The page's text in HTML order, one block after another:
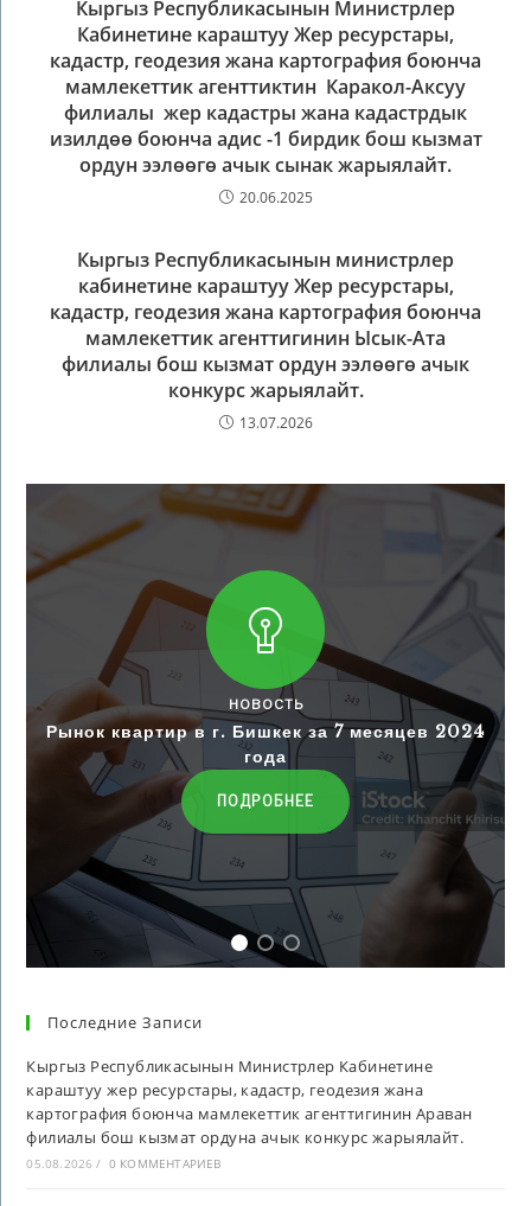
Кыргыз Республикасынын Министрлер
Кабинетине караштуу Жер ресурстары,
кадастр, геодезия жана картография боюнча
мамлекеттик агенттиктин Каракол-Аксуу
филиалы жер кадастры жана кадастрдык
изилдөө боюнча адис -1 бирдик бош кызмат
ордун ээлөөгө ачык сынак жарыялайт.
20.06.2025
Кыргыз Республикасынын министрлер
кабинетине караштуу Жер ресурстары,
кадастр, геодезия жана картография боюнча
мамлекеттик агенттигинин Ысык-Ата
филиалы бош кызмат ордун ээлөөгө ачык
конкурс жарыялайт.
13.07.2026
НОВОСТЬ
Рынок квартир в г. Бишкек за 7 месяцев 2024
года
ПОДРОБНЕЕ
Последние Записи
Кыргыз Республикасынын Министрлер Кабинетине
караштуу жер ресурстары, кадастр, геодезия жана
картография боюнча мамлекеттик агенттигинин Араван
филиалы бош кызмат ордуна ачык конкурс жарыялайт.
05.08.2026 / 0 КОММЕНТАРИЕВ